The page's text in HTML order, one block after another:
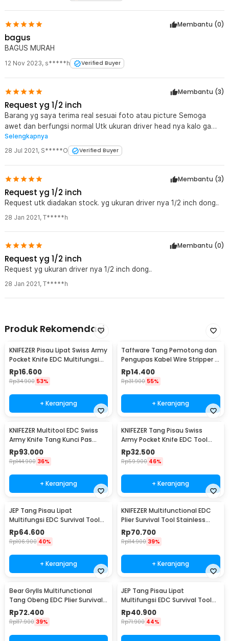
Membantu (0)
bagus
BAGUS MURAH
12 Nov 2023, s*****h Verified Buyer
Membantu (3)
Request yg 1/2 inch
Barang yg saya terima real sesuai foto atau picture Semoga
awet dan berfungsi normal Utk ukuran driver head nya kalo ga
salah ngikuti range torsi nya. Utk yg request driver 1/2 inchi
dengan nilai torsi yg sama, bisa pake adaptor 3/8 to 1/2 inchi,
banyak di jual di market place Terim kasih
Selengkapnya
28 Jul 2021, S*****O Verified Buyer
Membantu (3)
Request yg 1/2 inch
Request utk diadakan stock. yg ukuran driver nya 1/2 inch dong..
28 Jan 2021, T*****h
Membantu (0)
Request yg 1/2 inch
Request yg ukuran driver nya 1/2 inch dong..
28 Jan 2021, T*****h
Produk Rekomendasi
KNIFEZER Pisau Lipat Swiss Army
Pocket Knife EDC Multifungsi
11in1 - A3011
Rp16.600
Rp34.900 53%
+ Keranjang
Taffware Tang Pemotong dan
Pengupas Kabel Wire Stripper 7
Slot - JM-CT4-12
Rp14.400
Rp31.900 55%
+ Keranjang
KNIFEZER Multitool EDC Swiss
Army Knife Tang Kunci Pas
Stainless Steel - MPG05
Rp93.000
Rp144.900 36%
+ Keranjang
KNIFEZER Tang Pisau Swiss
Army Pocket Knife EDC Tool
Stainless Steel - A3009
Rp32.500
Rp59.900 46%
+ Keranjang
JEP Tang Pisau Lipat
Multifungsi EDC Survival Tool
Stainless Steel - MPA22S
Rp64.600
Rp106.900 40%
+ Keranjang
KNIFEZER Multifunctional EDC
Plier Survival Tool Stainless
Steel - MPA21
Rp70.700
Rp114.900 39%
+ Keranjang
Bear Grylls Multifunctional
Tang Obeng EDC Plier Survival
Tool - MPA19
Rp72.400
Rp117.900 39%
JEP Tang Pisau Lipat
Multifungsi EDC Survival Tool
Stainless Steel - MPA13
Rp40.900
Rp71.900 44%